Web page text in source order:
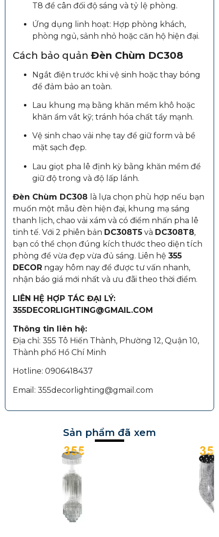
T8 để cân đối độ sáng và tỷ lệ phòng.
Ứng dụng linh hoạt: Hợp phòng khách,
phòng ngủ, sảnh nhỏ hoặc căn hộ hiện đại.
Cách bảo quản Đèn Chùm DC308
Ngắt điện trước khi vệ sinh hoặc thay bóng
để đảm bảo an toàn.
Lau khung mạ bằng khăn mềm khô hoặc
khăn ẩm vắt kỹ; tránh hóa chất tẩy mạnh.
Vệ sinh chao vải nhẹ tay để giữ form và bề
mặt sạch đẹp.
Lau giọt pha lê định kỳ bằng khăn mềm để
giữ độ trong và độ lấp lánh.
Đèn Chùm DC308 là lựa chọn phù hợp nếu bạn
muốn một mẫu đèn hiện đại, khung mạ sáng
thanh lịch, chao vải xám và có điểm nhấn pha lê
tinh tế. Với 2 phiên bản DC308T5 và DC308T8,
bạn có thể chọn đúng kích thước theo diện tích
phòng để vừa đẹp vừa đủ sáng. Liên hệ 355
DECOR ngay hôm nay để được tư vấn nhanh,
nhận báo giá mới nhất và ưu đãi theo thời điểm.
LIÊN HỆ HỢP TÁC ĐẠI LÝ:
355DECORLIGHTING@GMAIL.COM
Thông tin liên hệ:
Địa chỉ: 355 Tô Hiến Thành, Phường 12, Quận 10,
Thành phố Hồ Chí Minh
Hotline: 0906418437
Email: 355decorlighting@gmail.com
Sản phẩm đã xem